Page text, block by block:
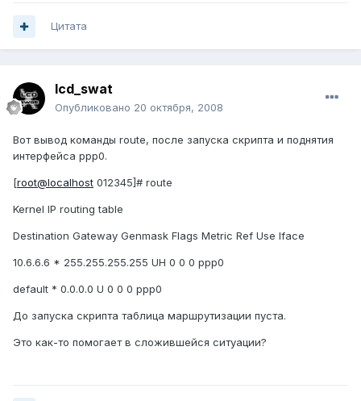
Цитата
lcd_swat
Опубликовано 20 октября, 2008
Вот вывод команды route, после запуска скрипта и поднятия
интерфейса ppp0.
[root@localhost 012345]# route
Kernel IP routing table
Destination Gateway Genmask Flags Metric Ref Use Iface
10.6.6.6 * 255.255.255.255 UH 0 0 0 ppp0
default * 0.0.0.0 U 0 0 0 ppp0
До запуска скрипта таблица маршрутизации пуста.
Это как-то помогает в сложившейся ситуации?